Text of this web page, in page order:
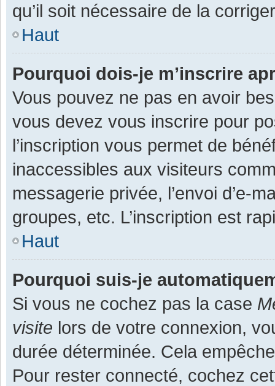
qu’il soit nécessaire de la
Haut
Pourquoi dois-je m’inscrire
Vous pouvez ne pas en avoir
vous devez vous inscrire pour
l’inscription vous permet de
inaccessibles aux visiteurs
messagerie privée, l’envoi d’e-
groupes, etc. L’inscription est
Haut
Pourquoi suis-je
Si vous ne cochez pas la case
visite lors de votre connexion,
durée déterminée. Cela
Pour rester connecté, cochez